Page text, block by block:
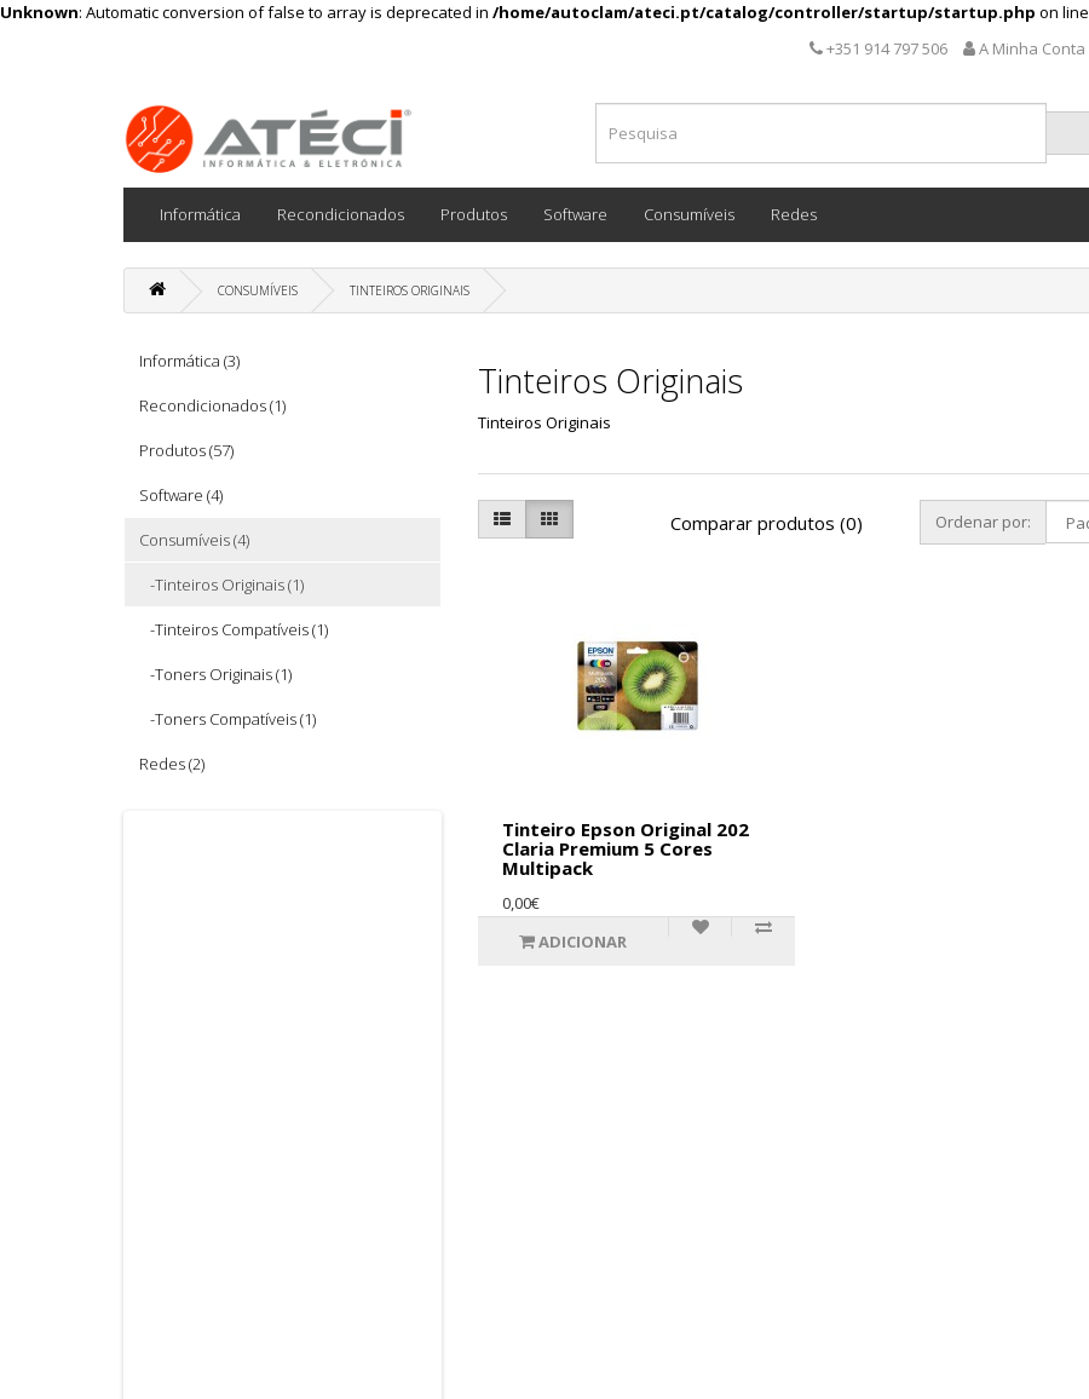
Unknown: Automatic conversion of false to array is deprecated in /home/autoclam/ateci.pt/catalog/controller/startup/startup.php on line
+351 914 797 506
A Minha Conta
Informática Recondicionados Produtos Software Consumíveis Redes
CONSUMÍVEIS TINTEIROS ORIGINAIS
Informática (3)
Recondicionados (1)
Produtos (57)
Software (4)
Consumíveis (4)
-Tinteiros Originais (1)
-Tinteiros Compatíveis (1)
-Toners Originais (1)
-Toners Compatíveis (1)
Redes (2)
Tinteiros Originais
Tinteiros Originais
Comparar produtos (0) Ordenar por:
Tinteiro Epson Original 202
Claria Premium 5 Cores
Multipack
0,00€
ADICIONAR